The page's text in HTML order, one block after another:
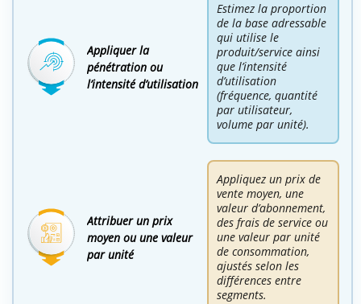
Appliquer la
pénétration ou
l’intensité d’utilisation
Estimez la proportion
de la base adressable
qui utilise le
produit/service ainsi
que l’intensité
d’utilisation
(fréquence, quantité
par utilisateur,
volume par unité).
Attribuer un prix
moyen ou une valeur
par unité
Appliquez un prix de
vente moyen, une
valeur d’abonnement,
des frais de service ou
une valeur par unité
de consommation,
ajustés selon les
différences entre
segments.